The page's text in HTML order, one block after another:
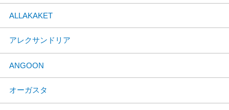
ALLAKAKET
アレクサンドリア
ANGOON
オーガスタ